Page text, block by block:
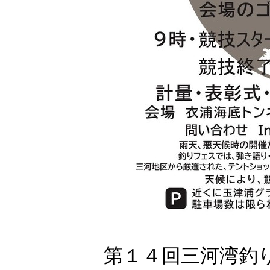
第１４回三河湾釣